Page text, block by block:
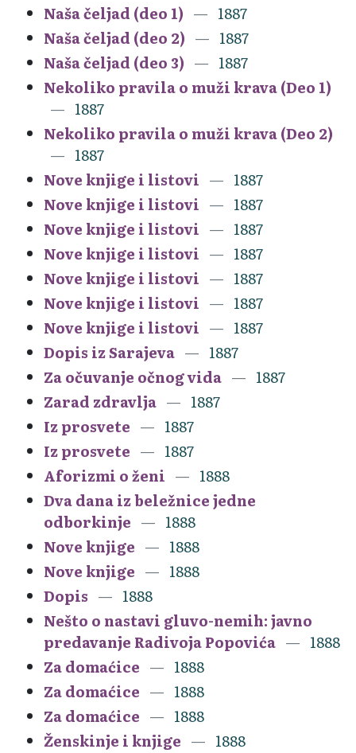
Naša čeljad (deo 1)
1887
Naša čeljad (deo 2)
1887
Naša čeljad (deo 3)
1887
Nekoliko pravila o muži krava (Deo 1)
1887
Nekoliko pravila o muži krava (Deo 2)
1887
Nove knjige i listovi
1887
Nove knjige i listovi
1887
Nove knjige i listovi
1887
Nove knjige i listovi
1887
Nove knjige i listovi
1887
Nove knjige i listovi
1887
Nove knjige i listovi
1887
Dopis iz Sarajeva
1887
Za očuvanje očnog vida
1887
Zarad zdravlja
1887
Iz prosvete
1887
Iz prosvete
1887
Aforizmi o ženi
1888
Dva dana iz beležnice jedne
odborkinje
1888
Nove knjige
1888
Nove knjige
1888
Dopis
1888
Nešto o nastavi gluvo-nemih: javno
predavanje Radivoja Popovića
1888
Za domaćice
1888
Za domaćice
1888
Za domaćice
1888
Ženskinje i knjige
1888